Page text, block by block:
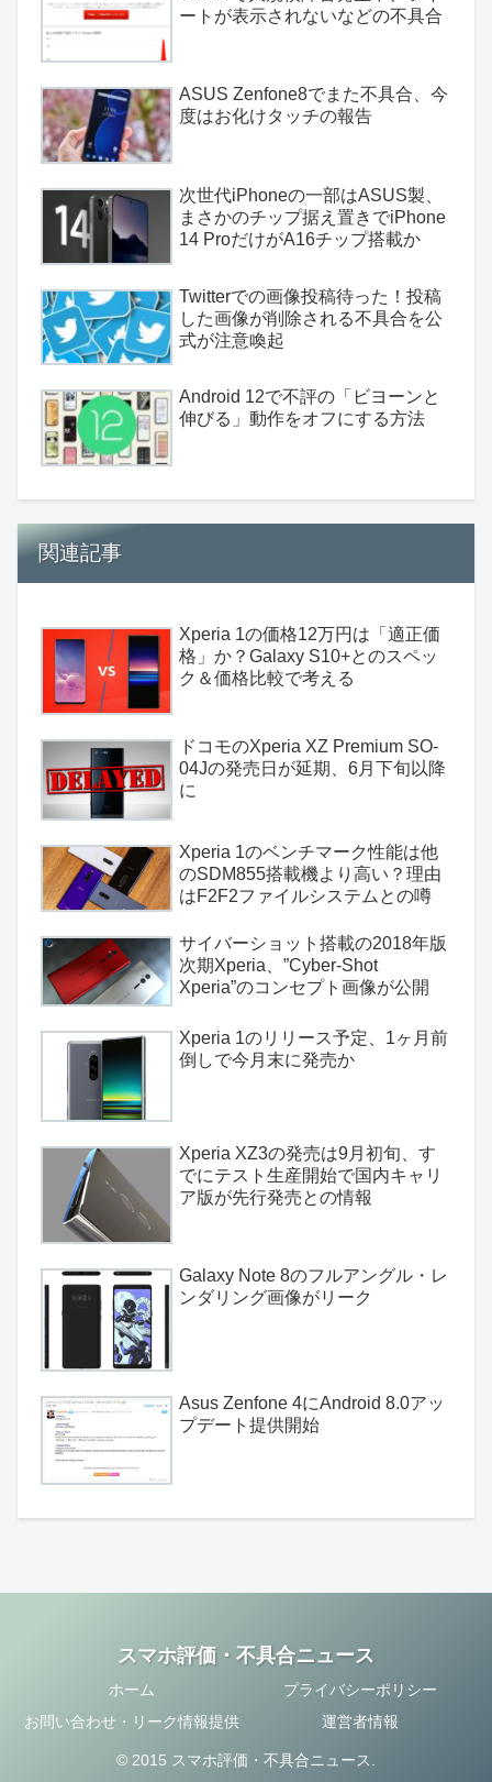
ートが表示されないなどの不具合
ASUS Zenfone8でまた不具合、今
度はお化けタッチの報告
次世代iPhoneの一部はASUS製、
まさかのチップ据え置きでiPhone
14 ProだけがA16チップ搭載か
Twitterでの画像投稿待った！投稿
した画像が削除される不具合を公
式が注意喚起
Android 12で不評の「ビヨーンと
伸びる」動作をオフにする方法
関連記事
Xperia 1の価格12万円は「適正価
格」か？Galaxy S10+とのスペッ
ク＆価格比較で考える
ドコモのXperia XZ Premium SO-
04Jの発売日が延期、6月下旬以降
に
Xperia 1のベンチマーク性能は他
のSDM855搭載機より高い？理由
はF2F2ファイルシステムとの噂
サイバーショット搭載の2018年版
次期Xperia、”Cyber-Shot
Xperia”のコンセプト画像が公開
Xperia 1のリリース予定、1ヶ月前
倒しで今月末に発売か
Xperia XZ3の発売は9月初旬、す
でにテスト生産開始で国内キャリ
ア版が先行発売との情報
Galaxy Note 8のフルアングル・レ
ンダリング画像がリーク
Asus Zenfone 4にAndroid 8.0アッ
プデート提供開始
スマホ評価・不具合ニュース
ホーム
プライバシーポリシー
お問い合わせ・リーク情報提供
運営者情報
© 2015 スマホ評価・不具合ニュース.